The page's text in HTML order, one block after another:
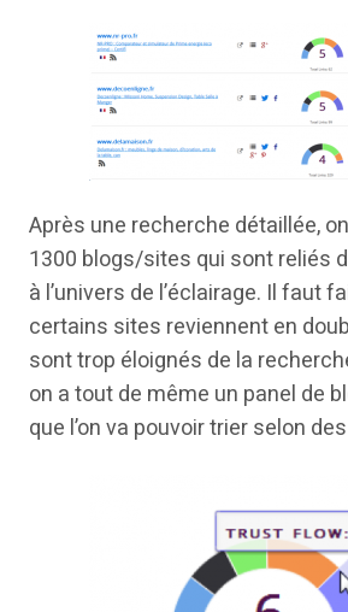
Après une recherche détaillée,
1300 blogs/sites qui sont reliés
à l’univers de l’éclairage. Il faut
certains sites reviennent en
sont trop éloignés de la
on a tout de même un panel de
que l’on va pouvoir trier selon